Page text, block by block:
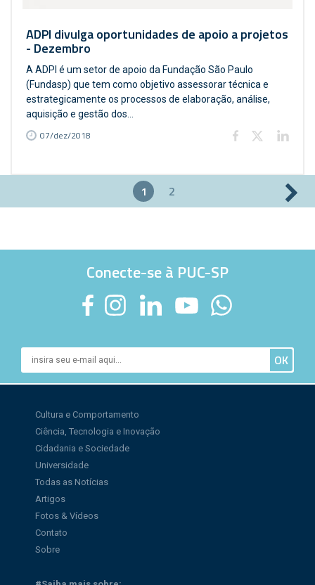
ADPI divulga oportunidades de apoio a projetos
- Dezembro
A ADPI é um setor de apoio da Fundação São Paulo
(Fundasp) que tem como objetivo assessorar técnica e
estrategicamente os processos de elaboração, análise,
aquisição e gestão dos...
07/dez/2018
Páginas 1 2
Conecte-se à PUC-SP
Cultura e Comportamento
Ciência, Tecnologia e Inovação
Cidadania e Sociedade
Universidade
Todas as Notícias
Artigos
Fotos & Vídeos
Contato
Sobre